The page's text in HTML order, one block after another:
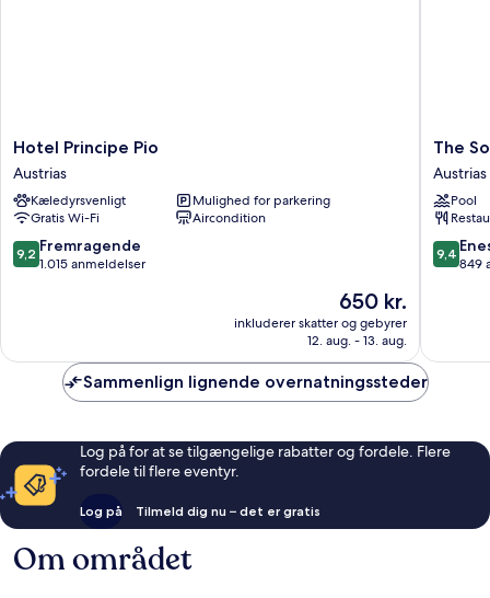
Hotel
Principe
Pio
Austrias
Hotel Principe Pio
Austrias
Kæledyrsvenligt
Mulighed for parkering
Gratis Wi-Fi
Aircondition
9.2
ud
anmeldelser
9,2 Fremragende
1.015 anmeldelser
Prisen
650 kr.
650 kr.
inkluderer skatter og gebyrer
12. aug. - 13. aug.
The
Social
Hub
Madrid
Austrias
The
Austrias
Pool
9.4
ud
9,4
849
Sammenlign lignende overnatningssteder
Log på for at se tilgængelige rabatter og fordele. Flere
fordele til flere eventyr.
Log på Tilmeld dig nu – det er gratis
Om området